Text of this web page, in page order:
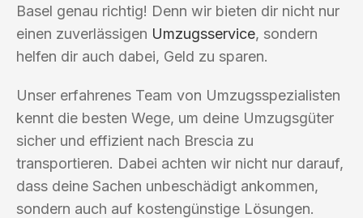
Basel genau richtig! Denn wir bieten dir nicht nur
einen zuverlässigen Umzugsservice, sondern
helfen dir auch dabei, Geld zu sparen.
Unser erfahrenes Team von Umzugsspezialisten
kennt die besten Wege, um deine Umzugsgüter
sicher und effizient nach Brescia zu
transportieren. Dabei achten wir nicht nur darauf,
dass deine Sachen unbeschädigt ankommen,
sondern auch auf kostengünstige Lösungen.